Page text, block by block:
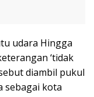
udara Hingga
‘tidak
diambil pukul
sebagai kota